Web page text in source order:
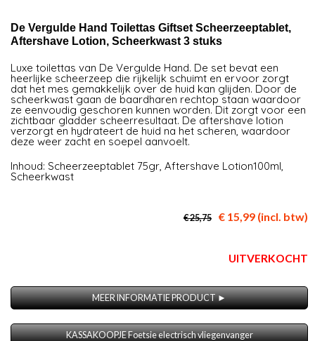
De Vergulde Hand Toilettas Giftset Scheerzeeptablet,
Aftershave Lotion, Scheerkwast 3 stuks
Luxe toilettas van De Vergulde Hand. De set bevat een
heerlijke scheerzeep die rijkelijk schuimt en ervoor zorgt
dat het mes gemakkelijk over de huid kan glijden. Door de
scheerkwast gaan de baardharen rechtop staan waardoor
ze eenvoudig geschoren kunnen worden. Dit zorgt voor een
zichtbaar gladder scheerresultaat. De aftershave lotion
verzorgt en hydrateert de huid na het scheren, waardoor
deze weer zacht en soepel aanvoelt.
Inhoud: Scheerzeeptablet 75gr, Aftershave Lotion100ml,
Scheerkwast
€ 25,75 € 15,99 (incl. btw)
UITVERKOCHT
MEER INFORMATIE PRODUCT ►
KASSAKOOPJE Foetsie electrisch vliegenvanger